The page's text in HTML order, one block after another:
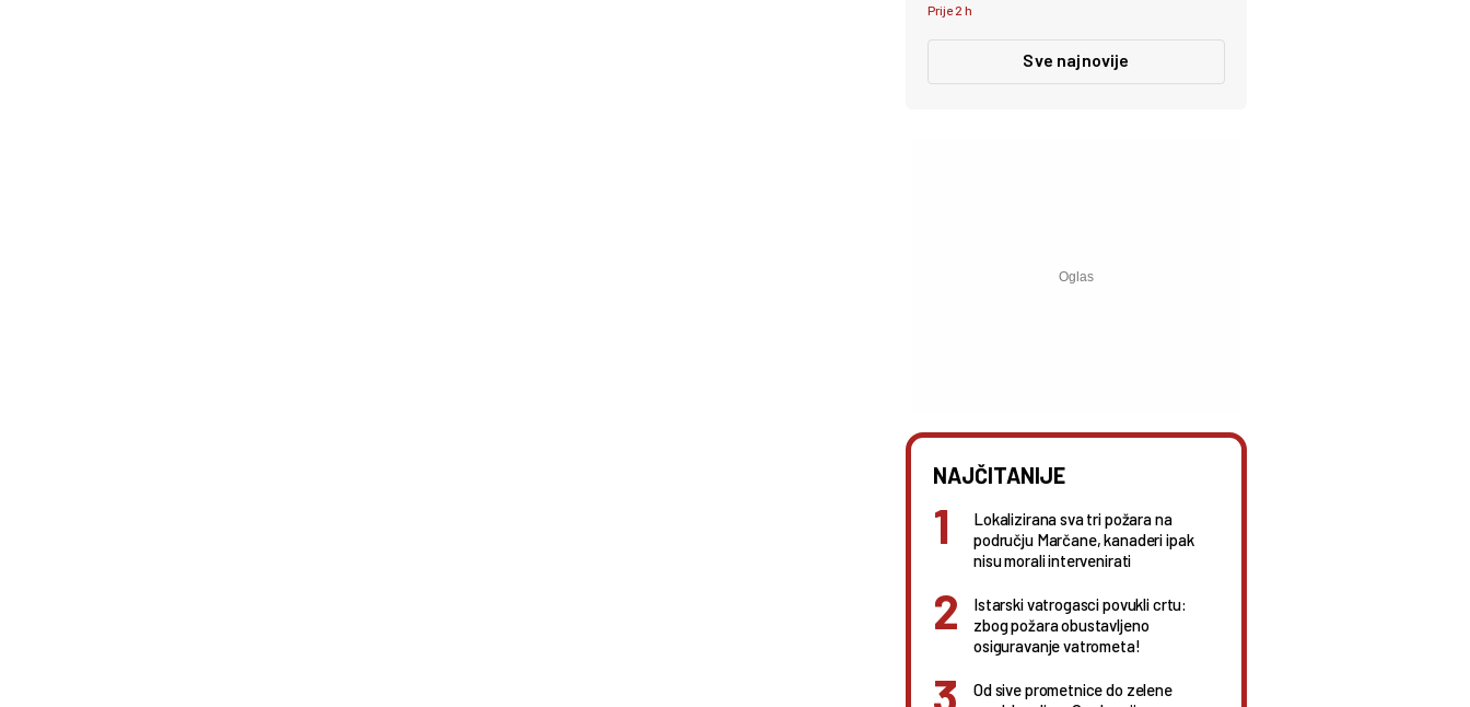
Prije 2 h
Sve najnovije
NAJČITANIJE
Lokalizirana sva tri požara na
području Marčane, kanaderi ipak
nisu morali intervenirati
Istarski vatrogasci povukli crtu:
zbog požara obustavljeno
osiguravanje vatrometa!
Od sive prometnice do zelene